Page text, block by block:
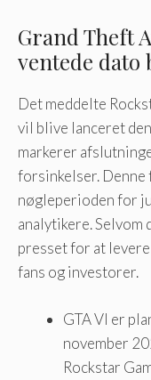
Grand Theft
ventede
Det meddelte
vil blive lanceret den
markerer
forsinkelser.
nøgleperioden for
analytikere. Selvom
presset for at
fans og investorer.
GTA VI er
november
Rockstar